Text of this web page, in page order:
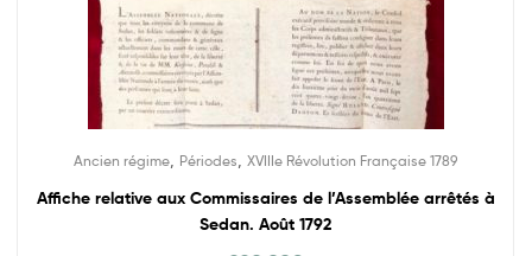
Ancien régime Périodes XVIIIe Révolution Française 1789
Affiche relative aux Commissaires de l’Assemblée arrêtés à
Sedan. Août 1792